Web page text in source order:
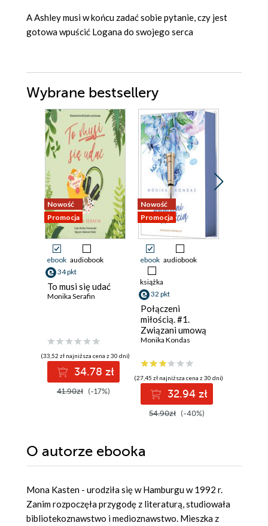
A Ashley musi w końcu zadać sobie pytanie, czy jest
gotowa wpuścić Logana do swojego serca
Wybrane bestsellery
Nowość
Promocja
ebook audiobook
34 pkt
To musi się udać
Monika Serafin
(33,52 zł najniższa cena z 30 dni)
34.78 zł
41.90zł (-17%)
Nowość
Promocja
ebook audiobook
książka
32 pkt
Połączeni
miłością. #1.
Związani umową
Monika Kondas
(27,45 zł najniższa cena z 30 dni)
32.94 zł
54.90zł (-40%)
O autorze ebooka
Mona Kasten - urodziła się w Hamburgu w 1992 r.
Zanim rozpoczęła przygodę z literaturą, studiowała
bibliotekoznawstwo i medioznawstwo. Mieszka z